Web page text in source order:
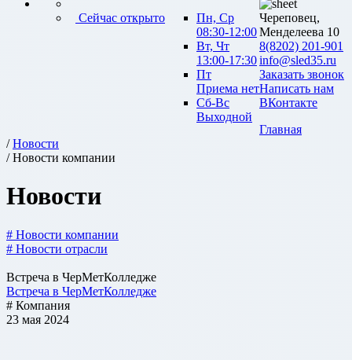
Сейчас открыто
Пн, Ср
08:30-12:00
Вт, Чт
13:00-17:30
Пт
Приема нет
Сб-Вс
Выходной
Череповец,
Менделеева 10
8(8202) 201-901
info@sled35.ru
Заказать звонок
Написать нам
ВКонтакте
Главная
/Новости
/ Новости компании
Новости
# Новости компании
# Новости отрасли
Встреча в ЧерМетКолледже
Встреча в ЧерМетКолледже
# Компания
23 мая 2024